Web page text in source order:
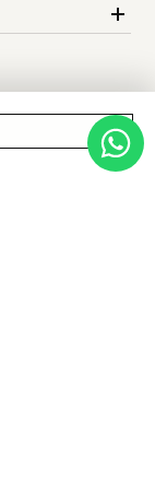
Suscribirse